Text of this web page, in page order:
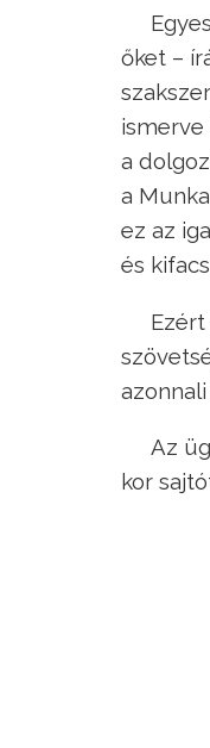
őket –
ismerve
a
a
ez az
és
Az
kor